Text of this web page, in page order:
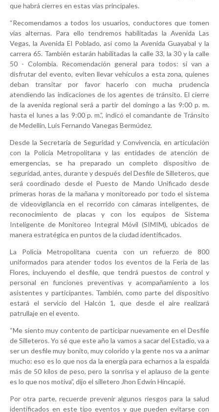
que habrá cierres en estas vías principales.
“Recomendamos a todos los usuarios, conductores que tomen
vías alternas. Para ello tendremos habilitadas la Avenida Las
Vegas, la Avenida El Poblado, así como la Avenida Guayabal y la
carrera 65. También estarán habilitadas la calle 33, la 30 y la calle
50 - Colombia. Recomendación general para todos: si van a
disfrutar del evento, eviten llevar vehículos a esta zona, quienes
deban transitar por favor hacerlo con mucha prudencia
atendiendo las indicaciones de los agentes de tránsito. El cierre
de la avenida regional será a partir del domingo a las 9:00 p. m.
hasta el lunes a las 9:00 p. m.”, indicó el comandante de Tránsito
de Medellín, Luis Fernando Vanegas Bermúdez.
Desde la Secretaría de Seguridad y Convivencia, en articulación
con la Policía Metropolitana y las entidades de atención de
emergencias, se ha preparado un completo dispositivo de
seguridad, antes, durante y después del Desfile de Silleteros, que
será coordinado desde el Puesto de Mando Unificado desde
primeras horas de la mañana y monitoreado por todo el sistema
de videovigilancia en el recorrido con cámaras inteligentes, de
reconocimiento de placas y con los equipos de Sistema
Inteligente de Monitoreo Integral Móvil (SIMIM), ubicados de
manera estratégica en puntos de la ciudad identificados.
La Policía Metropolitana cuenta con un refuerzo de 800
uniformados para atender todos los eventos de la Feria de las
Flores, incluyendo el desfile, que tendrá puestos de control y
personal en funciones preventivas y acompañamiento a los
asistentes y participantes. También, como parte del dispositivo
estará el servicio del Halcón 1, que desde el aire realizará
patrullaje en el evento.
“Me siento muy contento de participar nuevamente en el Desfile
de Silleteros. Yo sé que este año la vamos a sacar del Estadio, va a
ser un desfile muy bonito, muy colorido y la gente nos va a animar
mucho: eso es lo que nos da la energía para echarnos a la espalda
más de 50 kilos de peso, pero la sonrisa y el aplauso de la gente
es lo que nos motiva”, dijo el silletero Jhon Edwin Hincapié.
Por otra parte, recuerde prevenir algunos riesgos para la salud
identificados en este tipo eventos y que pueden evitarse con